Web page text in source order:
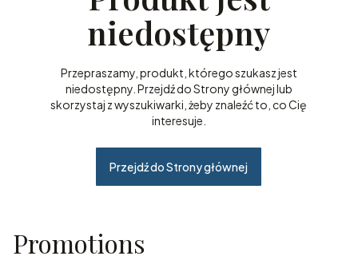
niedostępny
Przepraszamy, produkt, którego szukasz jest
niedostępny. Przejdź do Strony głównej lub
skorzystaj z wyszukiwarki, żeby znaleźć to, co Cię
interesuje.
Przejdź do Strony głównej
Promotions